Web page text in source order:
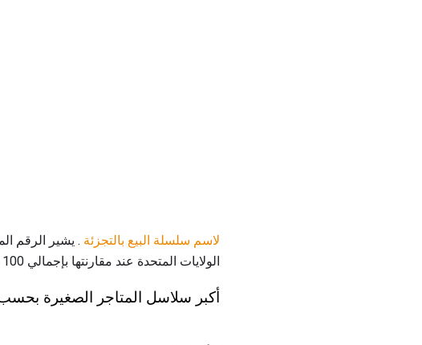
لاسم سلسلة البيع بالتجزئة . يشير الرقم
الولايات المتحدة عند مقارنتها بإجمالي 100 سلسلة من
أكبر سلاسل المتاجر الصغيرة بحسب عدد